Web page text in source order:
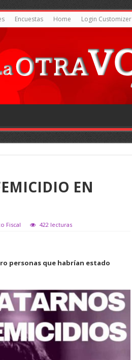
Encuestas Home Login Customizer
EN
Fiscal 422 lecturas
personas que habrían estado